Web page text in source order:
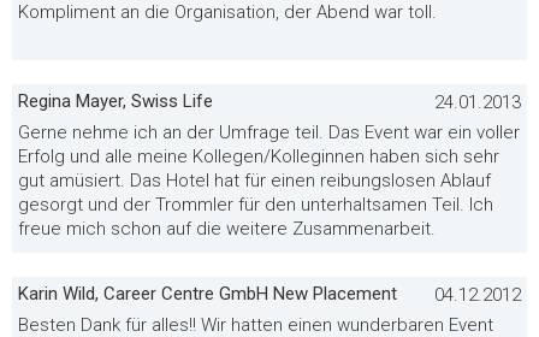
Kompliment an die Organisation, der Abend war toll.
Regina Mayer, Swiss Life
24.01.2013
Gerne nehme ich an der Umfrage teil. Das Event war ein voller
Erfolg und alle meine Kollegen/Kolleginnen haben sich sehr
gut amüsiert. Das Hotel hat für einen reibungslosen Ablauf
gesorgt und der Trommler für den unterhaltsamen Teil. Ich
freue mich schon auf die weitere Zusammenarbeit.
Karin Wild, Career Centre GmbH New Placement
04.12.2012
Besten Dank für alles!! Wir hatten einen wunderbaren Event